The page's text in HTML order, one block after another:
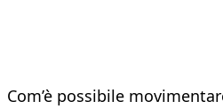
Com’è possibile